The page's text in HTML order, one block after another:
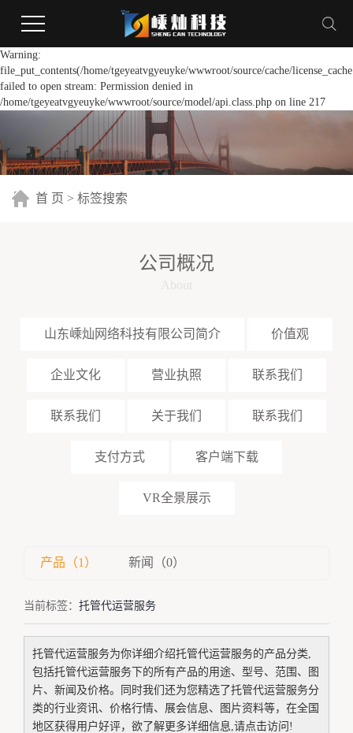
Warning:
file_put_contents(/home/tgeyeatvgyeuyke/wwwroot/source/cache/
failed to open stream: Permission denied in
/home/tgeyeatvgyeuyke/wwwroot/source/model/api.class.php on line 217
首 页 > 标签搜索
公司概况
山东嵊灿网络科技有限公司简介 价值观
企业文化 营业执照 联系我们
联系我们 关于我们 联系我们
支付方式 客户端下载
VR全景展示
产品（1） 新闻（0）
当前标签： 托管代运营服务
托管代运营服务为你详细介绍托管代运营服务的产品分类,
包括托管代运营服务下的所有产品的用途、型号、范围、图
片、新闻及价格。同时我们还为您精选了托管代运营服务分
类的行业资讯、价格行情、展会信息、图片资料等，在全国
地区获得用户好评，欲了解更多详细信息,请点击访问!